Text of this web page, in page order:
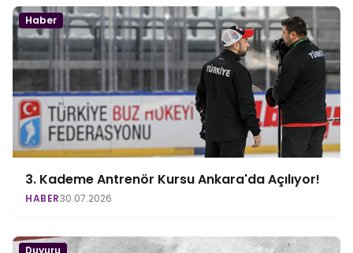
Haber
3. Kademe Antrenör Kursu Ankara'da Açılıyor!
HABER30.07.2026
Duyuru